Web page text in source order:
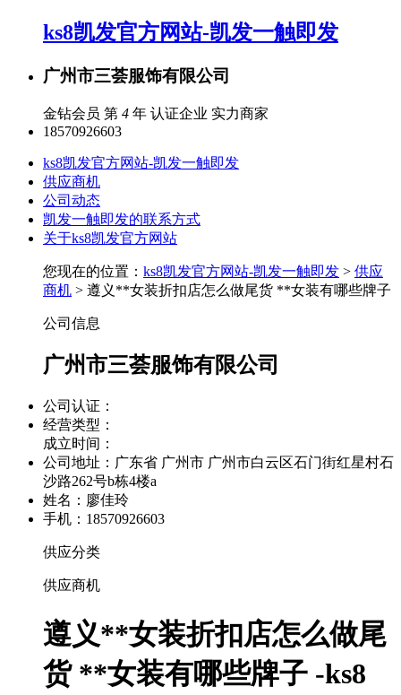
ks8凯发官方网站-凯发一触即发
广州市三荟服饰有限公司
金钻会员 第 4 年 认证企业 实力商家
18570926603
ks8凯发官方网站-凯发一触即发
供应商机
公司动态
凯发一触即发的联系方式
关于ks8凯发官方网站
您现在的位置： ks8凯发官方网站-凯发一触即发 > 供应
商机 > 遵义**女装折扣店怎么做尾货 **女装有哪些牌子
公司信息
广州市三荟服饰有限公司
公司认证：
经营类型：
成立时间：
公司地址： 广东省 广州市 广州市白云区石门街红星村石
沙路262号b栋4楼a
姓名：廖佳玲
手机：18570926603
供应分类
供应商机
遵义**女装折扣店怎么做尾
货 **女装有哪些牌子 -ks8